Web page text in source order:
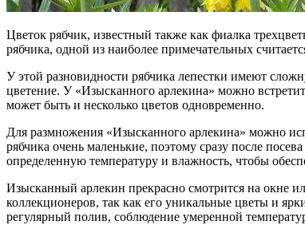
Цветок рябчик, известный также как фиалка
рябчика, одной из наиболее примечательных
У этой разновидности рябчика лепестки имеют
цветение. У «Изысканного арлекина» можно
может быть и несколько цветов одновременно.
Для размножения «Изысканного арлекина» можно
рябчика очень маленькие, поэтому сразу после
определенную температуру и влажность, чтобы
Изысканный арлекин прекрасно смотрится на окне
коллекционеров, так как его уникальные цветы и
регулярный полив, соблюдение умеренной